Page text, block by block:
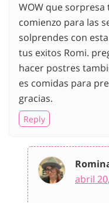
WOW que
comienzo para las
solprendes con
tus exitos Romi.
hacer postres
es comidas para
gracias.
Reply
abril